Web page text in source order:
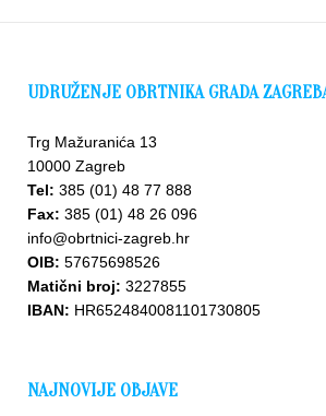
UDRUŽENJE OBRTNIKA GRADA
Trg Mažuranića 13
10000 Zagreb
Tel: 385 (01) 48 77 888
Fax: 385 (01) 48 26 096
info@obrtnici-zagreb.hr
OIB: 57675698526
Matični broj: 3227855
IBAN: HR6524840081101730805
NAJNOVIJE OBJAVE